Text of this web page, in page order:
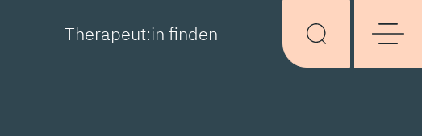
Therapeut:in finden